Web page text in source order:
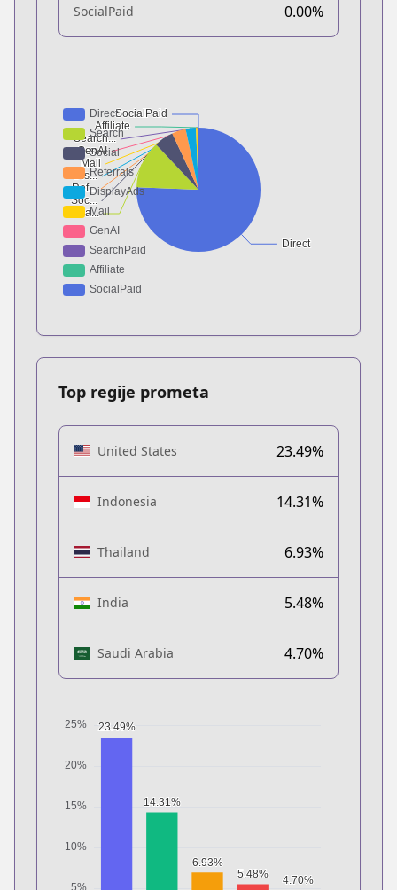
SocialPaid 0.00%
Top regije prometa
United States 23.49%
Indonesia 14.31%
Thailand 6.93%
India 5.48%
Saudi Arabia 4.70%